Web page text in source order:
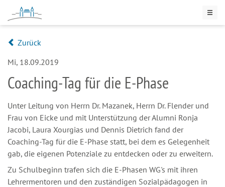
Zurück
Mi, 18.09.2019
Coaching-Tag für die E-Phase
Unter Leitung von Herrn Dr. Mazanek, Herrn Dr. Flender und
Frau von Eicke und mit Unterstützung der Alumni Ronja
Jacobi, Laura Xourgias und Dennis Dietrich fand der
Coaching-Tag für die E-Phase statt, bei dem es Gelegenheit
gab, die eigenen Potenziale zu entdecken oder zu erweitern.
Zu Schulbeginn trafen sich die E-Phasen WG's mit ihren
Lehrermentoren und den zuständigen Sozialpädagogen in